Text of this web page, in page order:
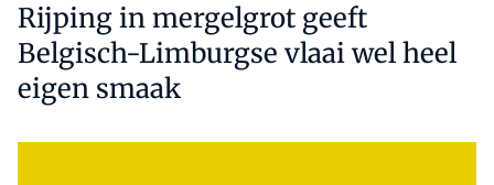
Rijping in mergelgrot geeft
Belgisch-Limburgse vlaai wel heel
eigen smaak